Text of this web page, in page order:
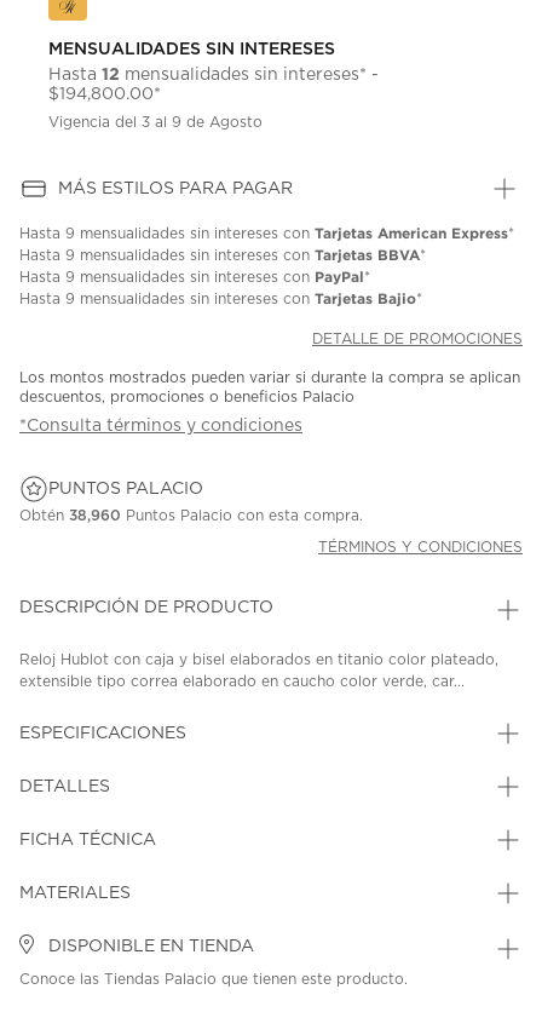
MENSUALIDADES SIN INTERESES
Hasta 12 mensualidades sin intereses* -
$194,800.00*
Vigencia del 3 al 9 de Agosto
MÁS ESTILOS PARA PAGAR
Hasta 9 mensualidades sin intereses con Tarjetas American Express*
Hasta 9 mensualidades sin intereses con Tarjetas BBVA*
Hasta 9 mensualidades sin intereses con PayPal*
Hasta 9 mensualidades sin intereses con Tarjetas Bajio*
DETALLE DE PROMOCIONES
Los montos mostrados pueden variar si durante la compra se aplican
descuentos, promociones o beneficios Palacio
*Consulta términos y condiciones
PUNTOS PALACIO
Obtén 38,960 Puntos Palacio con esta compra.
TÉRMINOS Y CONDICIONES
DESCRIPCIÓN DE PRODUCTO
Reloj Hublot con caja y bisel elaborados en titanio color plateado,
extensible tipo correa elaborado en caucho color verde, car...
ESPECIFICACIONES
DETALLES
FICHA TÉCNICA
MATERIALES
DISPONIBLE EN TIENDA
Conoce las Tiendas Palacio que tienen este producto.